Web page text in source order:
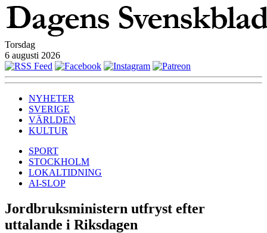
Torsdag
6 augusti 2026
NYHETER
SVERIGE
VÄRLDEN
KULTUR
SPORT
STOCKHOLM
LOKALTIDNING
AI-SLOP
Jordbruksministern utfryst efter
uttalande i Riksdagen